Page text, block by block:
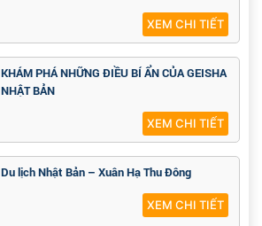
XEM CHI TIẾT
KHÁM PHÁ NHỮNG ĐIỀU BÍ ẨN CỦA GEISHA
NHẬT BẢN
XEM CHI TIẾT
Du lịch Nhật Bản – Xuân Hạ Thu Đông
XEM CHI TIẾT